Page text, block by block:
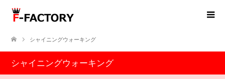
シャイニングウォーキング
シャイニングウォーキング